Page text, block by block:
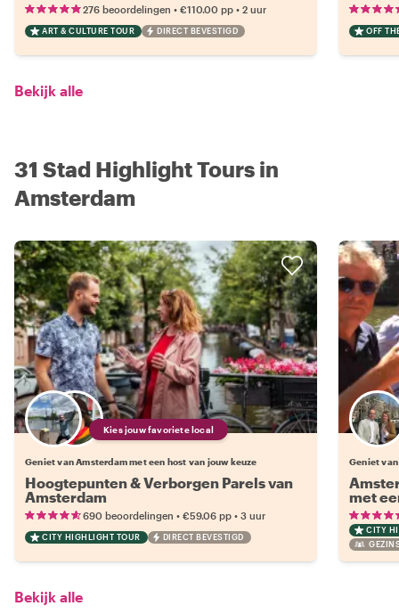
276 beoordelingen • €110.00 pp • 2 uur
ART & CULTURE TOUR DIRECT BEVESTIGD OFF
Bekijk alle
31 Stad Highlight Tours in
Amsterdam
Kies jouw favoriete local
Geniet van Amsterdam met een host van jouw keuze
Hoogtepunten & Verborgen Parels van
Amsterdam
690 beoordelingen • €59.06 pp • 3 uur
CITY HIGHLIGHT TOUR DIRECT BEVESTIGD
Geniet
met
CITY
Bekijk alle